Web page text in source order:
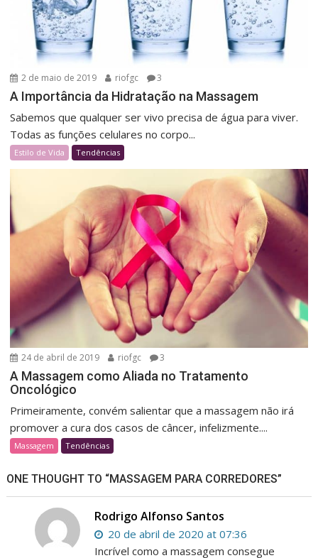
2 de maio de 2019 riofgc 3
A Importância da Hidratação na Massagem
Sabemos que qualquer ser vivo precisa de água para viver.
Todas as funções celulares no corpo...
Estilo de Vida Tendências
24 de abril de 2019 riofgc 3
A Massagem como Aliada no Tratamento
Oncológico
Primeiramente, convém salientar que a massagem não irá
promover a cura dos casos de câncer, infelizmente....
Massagem Tendências
ONE THOUGHT TO “MASSAGEM PARA CORREDORES”
Rodrigo Alfonso Santos
20 de abril de 2020 at 07:36
Incrível como a massagem consegue